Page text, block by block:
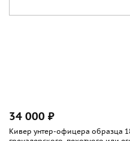
34 000 ₽
Кивер унтер-офицера образца